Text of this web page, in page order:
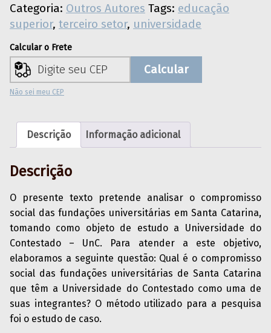
Categoria: Outros Autores Tags: educação
superior, terceiro setor, universidade
Calcular o Frete
Calcular
Não sei meu CEP
Descrição Informação adicional
Descrição
O presente texto pretende analisar o compromisso
social das fundações universitárias em Santa Catarina,
tomando como objeto de estudo a Universidade do
Contestado – UnC. Para atender a este objetivo,
elaboramos a seguinte questão: Qual é o compromisso
social das fundações universitárias de Santa Catarina
que têm a Universidade do Contestado como uma de
suas integrantes? O método utilizado para a pesquisa
foi o estudo de caso.